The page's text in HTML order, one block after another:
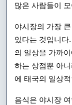
많은 사람들이
야시장의 가장
있다는 것입니다
의 일상을 가까
하는 상점뿐 아
에 태국의 일상
음식은 야시장